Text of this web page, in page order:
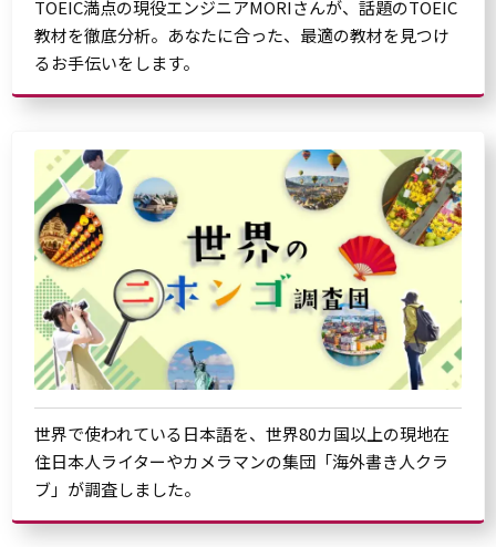
TOEIC満点の現役エンジニアMORIさんが、話題のTOEIC
教材を徹底分析。あなたに合った、最適の教材を見つけ
るお手伝いをします。
世界で使われている日本語を、世界80カ国以上の現地在
住日本人ライターやカメラマンの集団「海外書き人クラ
ブ」が調査しました。